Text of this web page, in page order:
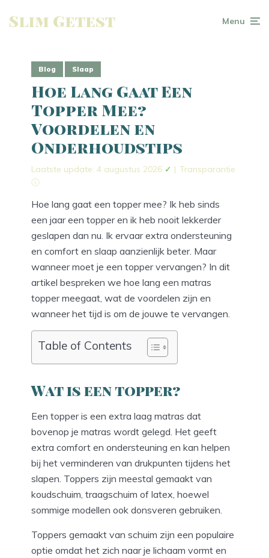
Slim Getest Menu
Blog Slaap
Hoe Lang Gaat Een
Topper Mee?
Voordelen en
Onderhoudstips
Laatste update: 4 augustus 2026 ✓ | Transparantie
ⓘ
Hoe lang gaat een topper mee? Ik heb sinds
een jaar een topper en ik heb nooit lekkerder
geslapen dan nu. Ik ervaar extra ondersteuning
en comfort en slaap aanzienlijk beter. Maar
wanneer moet je een topper vervangen? In dit
artikel bespreken we hoe lang een matras
topper meegaat, wat de voordelen zijn en
wanneer het tijd is om de jouwe te vervangen.
Table of Contents
Wat is een topper?
Een topper is een extra laag matras dat
bovenop je matras wordt gelegd. Het geeft
extra comfort en ondersteuning en kan helpen
bij het verminderen van drukpunten tijdens het
slapen. Toppers zijn meestal gemaakt van
koudschuim, traagschuim of latex, hoewel
sommige modellen ook donsveren gebruiken.
Toppers gemaakt van schuim zijn een populaire
optie omdat het zich naar je lichaam vormt en